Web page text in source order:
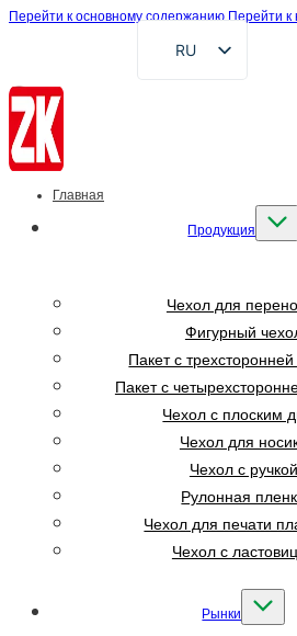
Перейти к основному содержанию Перейти к
RU
EN
ES
ID
Главная
Продукция
Чехол для
Фигурный
Пакет с
Пакет с
Чехол с плоским
Чехол для
Чехол с ручкой
Рулонная
Чехол для печати
Чехол с
Рынки